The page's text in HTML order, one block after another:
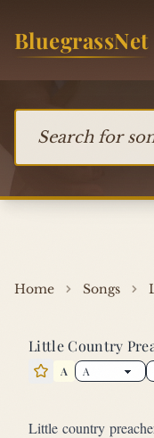
BluegrassNet
Home Songs
Little Country
Star this song
A
Little country